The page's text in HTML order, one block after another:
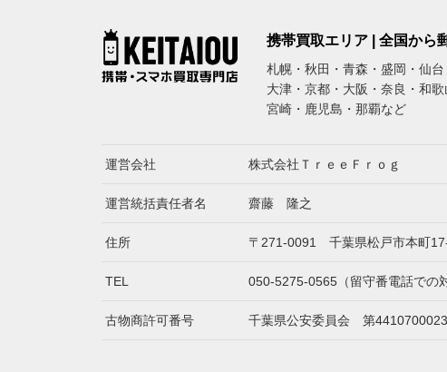
携帯買取エリア | 全国から
札幌・秋田・青森・盛岡・仙
大津・京都・大阪・奈良・和
宮崎・鹿児島・那覇など
運営会社 株式会社ＴｒｅｅＦｒｏｇ
運営統括責任者名 齋藤 隆之
住所 〒271-0091 千葉県松戸市本町
TEL 050-5275-0565（留守番電話での
古物商許可番号 千葉県公安委員会 第